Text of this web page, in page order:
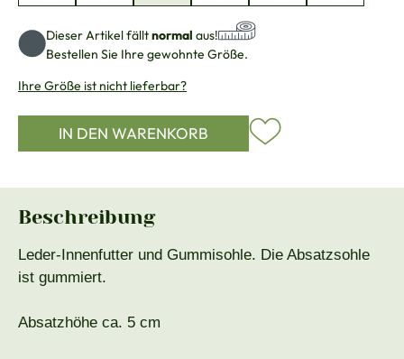
Dieser Artikel fälltnormal aus!
Bestellen Sie Ihre gewohnte Größe.
Ihre Größe ist nicht lieferbar?
IN DEN WARENKORB
Beschreibung
Leder-Innenfutter und Gummisohle. Die Absatzsohle
ist gummiert.
Absatzhöhe ca. 5 cm